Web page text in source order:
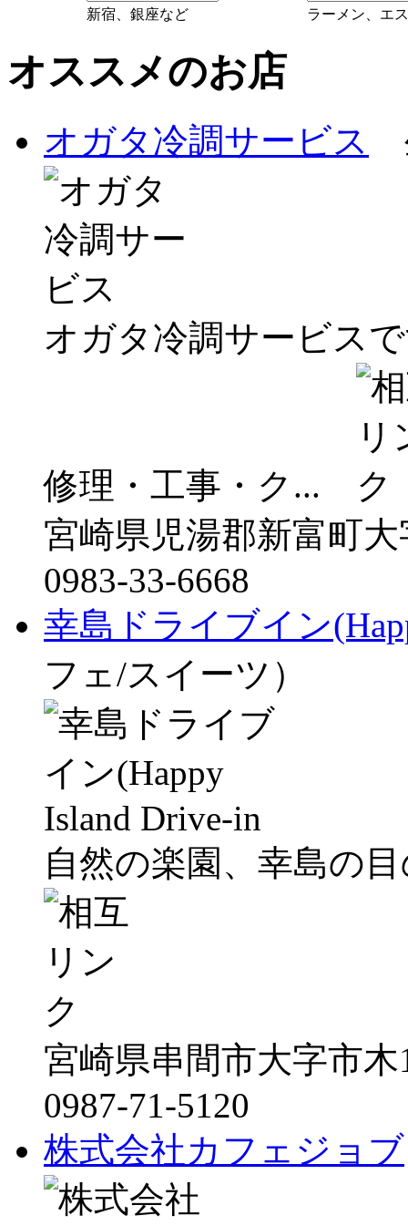
新宿、銀座など
ラーメン、エ
オススメのお店
オガタ冷調サービス
オガタ冷調サービス
修理・工事・ク...
宮崎県児湯郡新富町大
0983-33-6668
幸島ドライブイン
フェ/スイーツ）
自然の楽園、幸島の
宮崎県串間市大字市木
0987-71-5120
株式会社カフェジョブ